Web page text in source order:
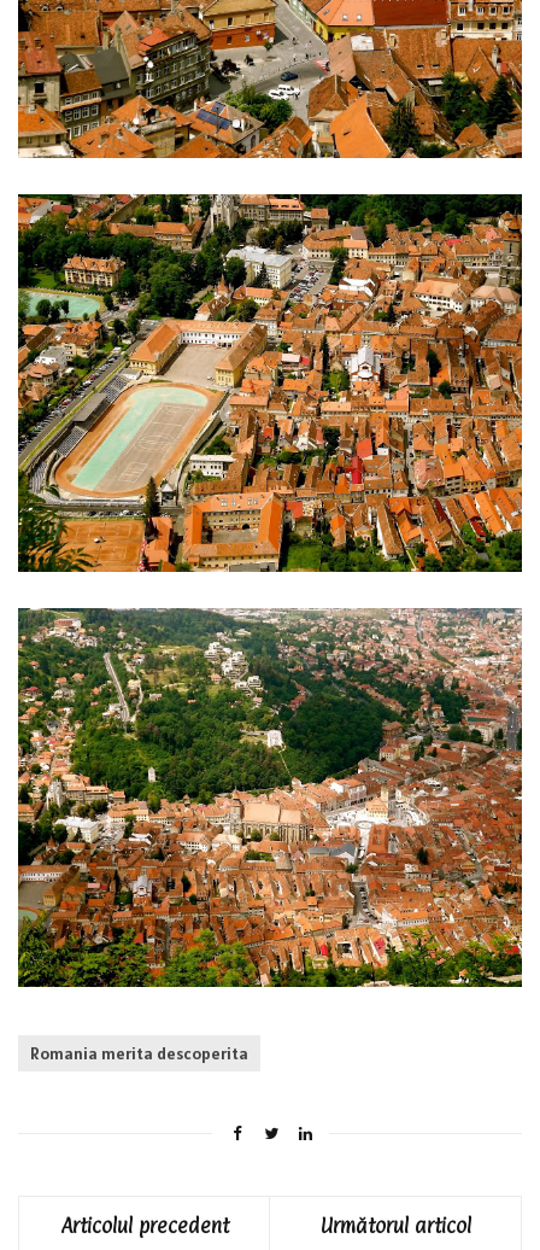
Romania merita descoperita
Articolul precedent Următorul articol